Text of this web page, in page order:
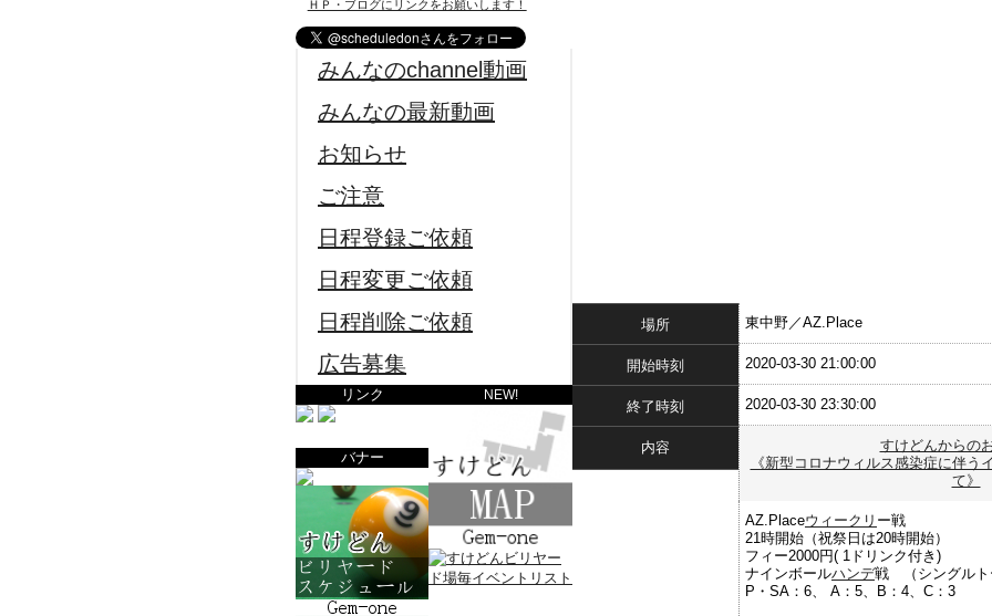
ＨＰ・ブログにリンクをお願いします！
みんなのchannel動画
みんなの最新動画
お知らせ
ご注意
日程登録ご依頼
日程変更ご依頼
日程削除ご依頼
広告募集
リンク
バナー
NEW!
場所 東中野／AZ.Place
開始時刻 2020-03-30 21:00:00
終了時刻 2020-03-30 23:30:00
内容
すけどんからの
《新型コロナウィルス感染症に伴う
て》
AZ.Placeウィークリ ー戦
21時開始（祝祭日は20時開始）
フィー2000円( 1ドリンク付き)
ナインボールハンデ戦 （シングルト
P・SA：6、 A：5、B：4、C：3